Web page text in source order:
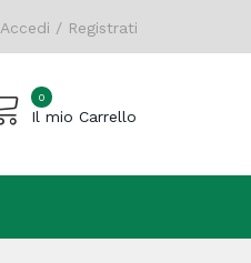
Accedi / Registrati
0
Il mio Carrello